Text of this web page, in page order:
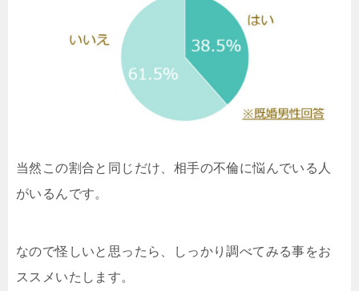
当然この割合と同じだけ、相手の不倫に悩んでいる人
がいるんです。
なので怪しいと思ったら、しっかり調べてみる事をお
ススメいたします。